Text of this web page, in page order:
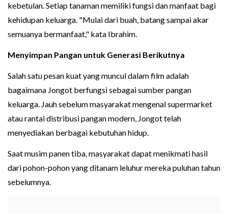
kebetulan. Setiap tanaman memiliki fungsi dan manfaat bagi
kehidupan keluarga. "Mulai dari buah, batang sampai akar
semuanya bermanfaat," kata Ibrahim.
Menyimpan Pangan untuk Generasi Berikutnya
Salah satu pesan kuat yang muncul dalam film adalah
bagaimana Jongot berfungsi sebagai sumber pangan
keluarga. Jauh sebelum masyarakat mengenal supermarket
atau rantai distribusi pangan modern, Jongot telah
menyediakan berbagai kebutuhan hidup.
Saat musim panen tiba, masyarakat dapat menikmati hasil
dari pohon-pohon yang ditanam leluhur mereka puluhan tahun
sebelumnya.